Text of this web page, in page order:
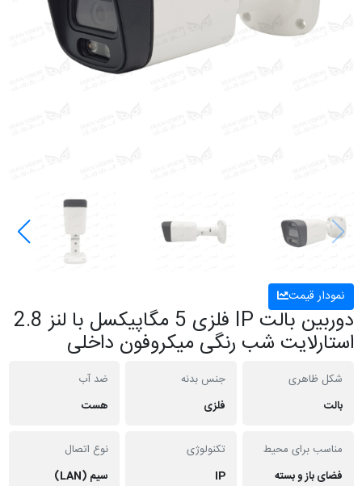
نمودار قیمت
دوربین بالت IP فلزی 5 مگاپیکسل با لنز 2.8
استارلایت شب رنگی میکروفون داخلی
شکل ظاهری
بالت
جنس بدنه
فلزی
ضد آب
هست
مناسب برای محیط
فضای باز و بسته
تکنولوژی
IP
نوع اتصال
سیم (LAN)